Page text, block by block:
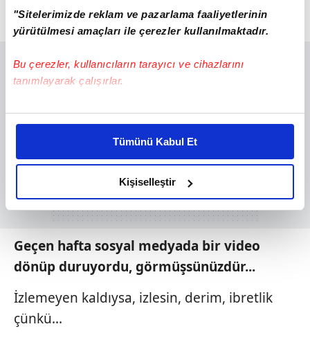
"Sitelerimizde reklam ve pazarlama faaliyetlerinin
yürütülmesi amaçları ile çerezler kullanılmaktadır.
Bu çerezler, kullanıcıların tarayıcı ve cihazlarını
tanımlayarak çalışırlar.
Bu çerezlere izin vermeniz halinde sizlere özel
daha iyi reklam deneyimi yaşatabiliriz. Bunu yaparken
amacımızın size daha iyi bir reklam deneyimi sunmak
olduğunu ve sizlere en iyi içerikleri sunabilmek adına
elimizden gelen çabayı gösterdiğimizi ve bu noktada,
reklamların maliyetlerimizi karşılamak noktasında tek gelir
Her halükârda, kullanıcılar, bu çerezlere izin vermedikleri
gösterilmeyecektir."
Sizlere daha iyi bir hizmet sunabilmek için İnternet
Tümünü Kabul Et
Kişiselleştir
***
Geçen hafta sosyal medyada bir video
dönüp duruyordu, görmüşsünüzdür...
İzlemeyen kaldıysa, izlesin, derim, ibretlik
çünkü...